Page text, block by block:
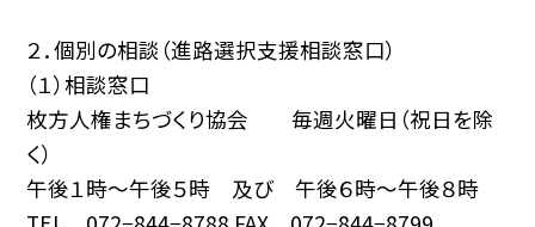
２．個別の相談（進路選択支援相談窓口）
（１）相談窓口
枚方人権まちづくり協会 毎週火曜日（祝日を除
く）
午後１時〜午後５時 及び 午後６時〜午後８時